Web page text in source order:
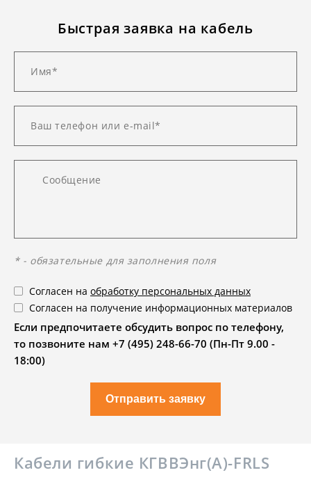
Быстрая заявка на кабель
* - обязательные для заполнения поля
Согласен на обработку персональных данных
Согласен на получение информационных материалов
Если предпочитаете обсудить вопрос по телефону,
то позвоните нам +7 (495) 248-66-70 (Пн-Пт 9.00 -
18:00)
Отправить заявку
Кабели гибкие КГВВЭнг(А)-FRLS